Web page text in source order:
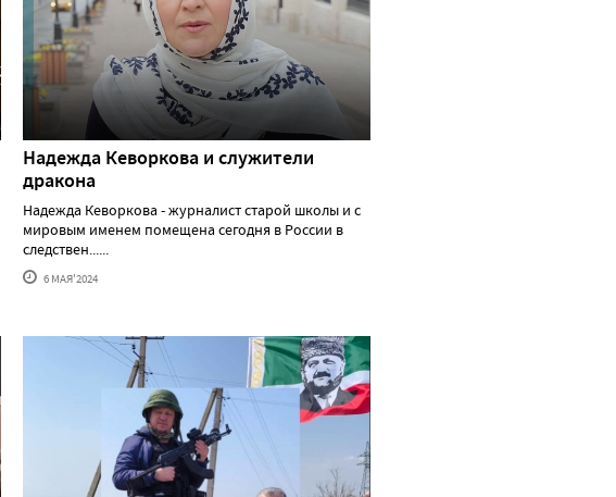
Надежда Кеворкова и служители
дракона
Надежда Кеворкова - журналист старой школы и с
мировым именем помещена сегодня в России в
следствен......
6 МАЯ'2024